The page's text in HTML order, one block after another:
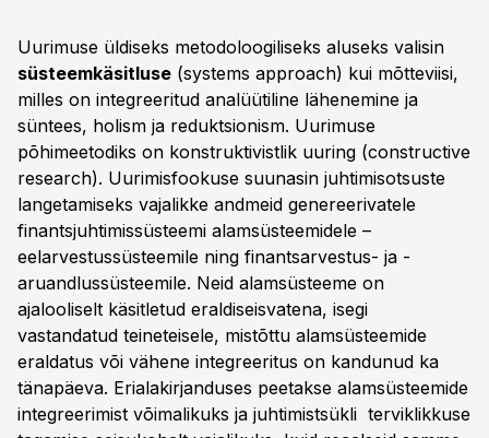
Uurimuse üldiseks metodoloogiliseks aluseks valisin
süsteemkäsitluse (systems approach) kui mõtteviisi,
milles on integreeritud analüütiline lähenemine ja
süntees, holism ja reduktsionism. Uurimuse
põhimeetodiks on konstruktivistlik uuring (constructive
research). Uurimisfookuse suunasin juhtimisotsuste
langetamiseks vajalikke andmeid genereerivatele
finantsjuhtimissüsteemi alamsüsteemidele –
eelarvestussüsteemile ning finantsarvestus- ja -
aruandlussüsteemile. Neid alamsüsteeme on
ajalooliselt käsitletud eraldiseisvatena, isegi
vastandatud teineteisele, mistõttu alamsüsteemide
eraldatus või vähene integreeritus on kandunud ka
tänapäeva. Erialakirjanduses peetakse alamsüsteemide
integreerimist võimalikuks ja juhtimistsükli terviklikkuse